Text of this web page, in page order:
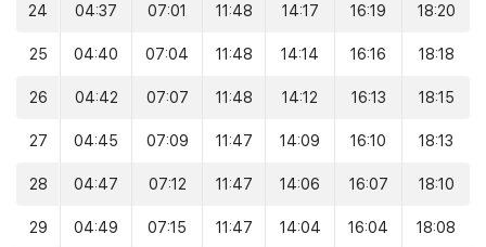
24 04:37 07:01 11:48 14:17 16:19 18:20
25 04:40 07:04 11:48 14:14 16:16 18:18
26 04:42 07:07 11:48 14:12 16:13 18:15
27 04:45 07:09 11:47 14:09 16:10 18:13
28 04:47 07:12 11:47 14:06 16:07 18:10
29 04:49 07:15 11:47 14:04 16:04 18:08